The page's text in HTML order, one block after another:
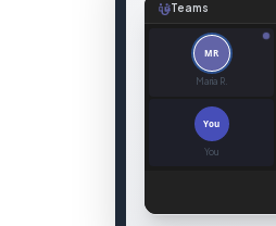
Teams
MR
Maria R.
You
You